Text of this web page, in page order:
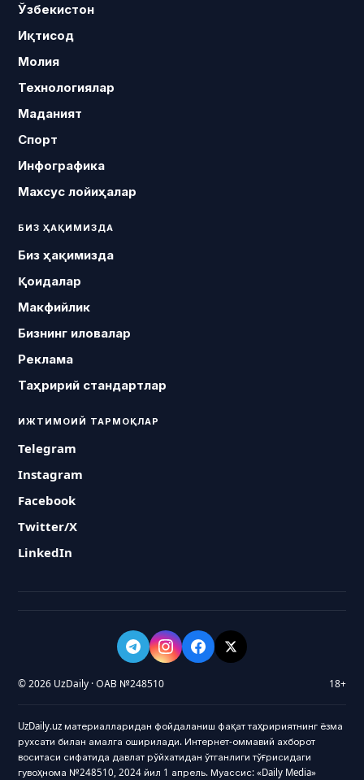
Ўзбекистон
Иқтисод
Молия
Технологиялар
Маданият
Спорт
Инфографика
Махсус лойиҳалар
БИЗ ҲАҚИМИЗДА
Биз ҳақимизда
Қоидалар
Макфийлик
Бизнинг иловалар
Реклама
Таҳририй стандартлар
ИЖТИМОИЙ ТАРМОҚЛАР
Telegram
Instagram
Facebook
Twitter/X
LinkedIn
© 2026 UzDaily · ОАВ №248510 18+
UzDaily.uz материалларидан фойдаланиш фақат таҳририятнинг ёзма
рухсати билан амалга оширилади. Интернет-оммавий ахборот
воситаси сифатида давлат рўйхатидан ўтганлиги тўғрисидаги
гувоҳнома №248510, 2024 йил 1 апрель. Муассис: «Daily Media»